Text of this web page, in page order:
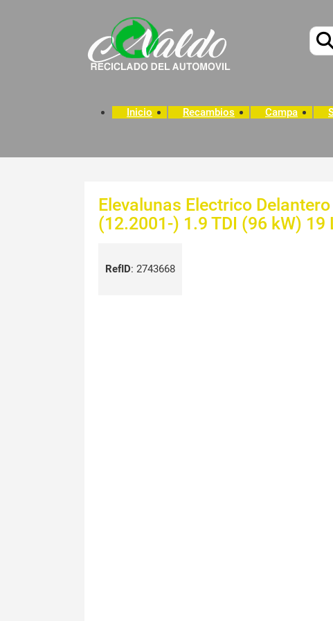
Inicio Recambios Campa
Elevalunas Electrico
(12.2001-) 1.9 TDI (96 kW) 19
RefID: 2743668